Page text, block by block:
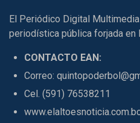
El Periódico Digital
periodística pública forjada en
CONTACTO EAN:
Correo:
Cel. (591) 76538211